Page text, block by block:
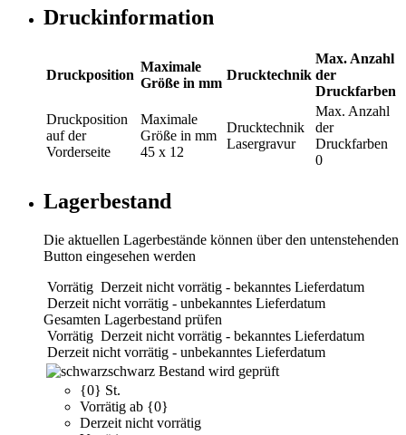
Druckinformation
Druckposition
Maximale
Größe in mm
Drucktechnik
Max. Anzahl
der
Druckfarben
Druckposition
auf der
Vorderseite
Maximale
Größe in mm
45 x 12
Drucktechnik
Lasergravur
Max. Anzahl
der
Druckfarben
0
Lagerbestand
Die aktuellen Lagerbestände können über den untenstehenden
Button eingesehen werden
Vorrätig Derzeit nicht vorrätig - bekanntes Lieferdatum
Derzeit nicht vorrätig - unbekanntes Lieferdatum
Gesamten Lagerbestand prüfen
Vorrätig Derzeit nicht vorrätig - bekanntes Lieferdatum
Derzeit nicht vorrätig - unbekanntes Lieferdatum
schwarz Bestand wird geprüft
{0} St.
Vorrätig ab {0}
Derzeit nicht vorrätig